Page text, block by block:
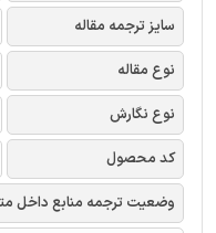
سایز ترجمه مقاله
نوع مقاله
نوع نگارش
کد محصول
وضعیت ترجمه منابع داخل